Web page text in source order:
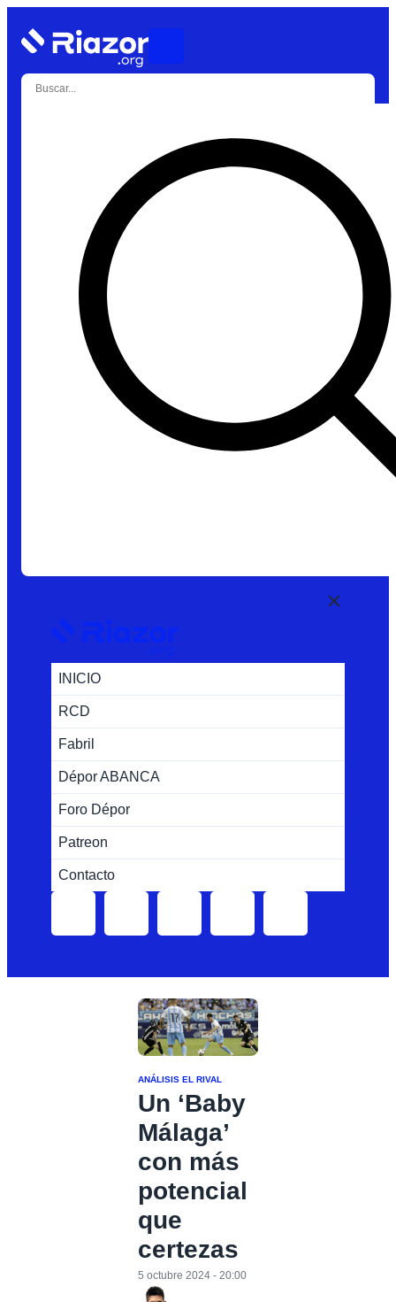
INICIO
RCD
Fabril
Dépor ABANCA
Foro Dépor
Patreon
Contacto
ANÁLISIS EL RIVAL
Un ‘Baby
Málaga’
con más
potencial
que
certezas
5 octubre 2024 - 20:00